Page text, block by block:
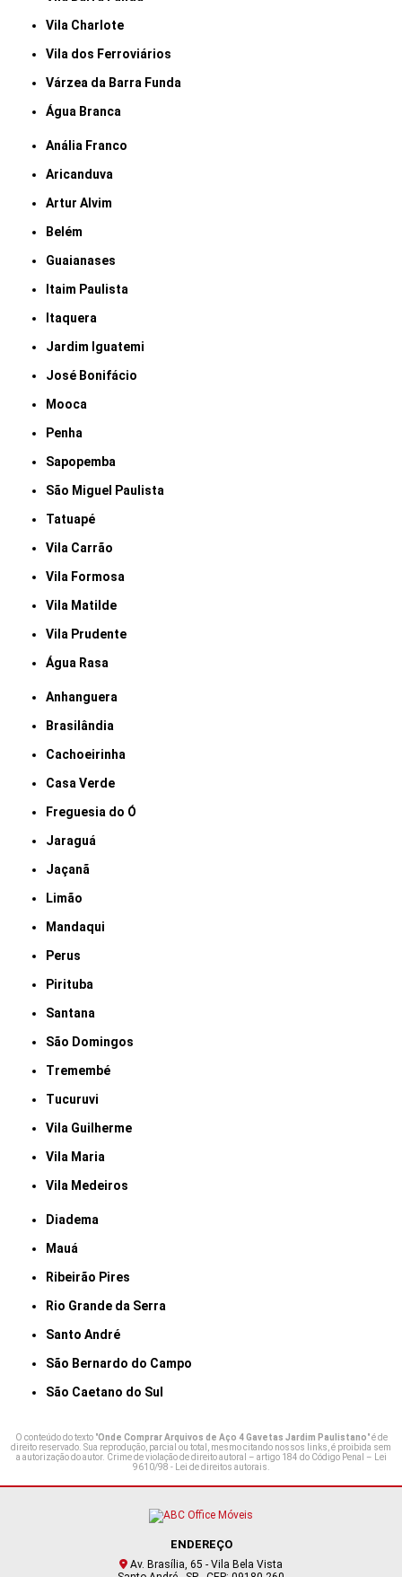
Vila Charlote
Vila dos Ferroviários
Várzea da Barra Funda
Água Branca
Anália Franco
Aricanduva
Artur Alvim
Belém
Guaianases
Itaim Paulista
Itaquera
Jardim Iguatemi
José Bonifácio
Mooca
Penha
Sapopemba
São Miguel Paulista
Tatuapé
Vila Carrão
Vila Formosa
Vila Matilde
Vila Prudente
Água Rasa
Anhanguera
Brasilândia
Cachoeirinha
Casa Verde
Freguesia do Ó
Jaraguá
Jaçanã
Limão
Mandaqui
Perus
Pirituba
Santana
São Domingos
Tremembé
Tucuruvi
Vila Guilherme
Vila Maria
Vila Medeiros
Diadema
Mauá
Ribeirão Pires
Rio Grande da Serra
Santo André
São Bernardo do Campo
São Caetano do Sul
O conteúdo do texto "Onde Comprar Arquivos de Aço 4 Gavetas Jardim Paulistano" é de
direito reservado. Sua reprodução, parcial ou total, mesmo citando nossos links, é proibida sem
a autorização do autor. Crime de violação de direito autoral – artigo 184 do Código Penal – Lei
9610/98 - Lei de direitos autorais.
ENDEREÇO
Av. Brasília, 65 - Vila Bela Vista